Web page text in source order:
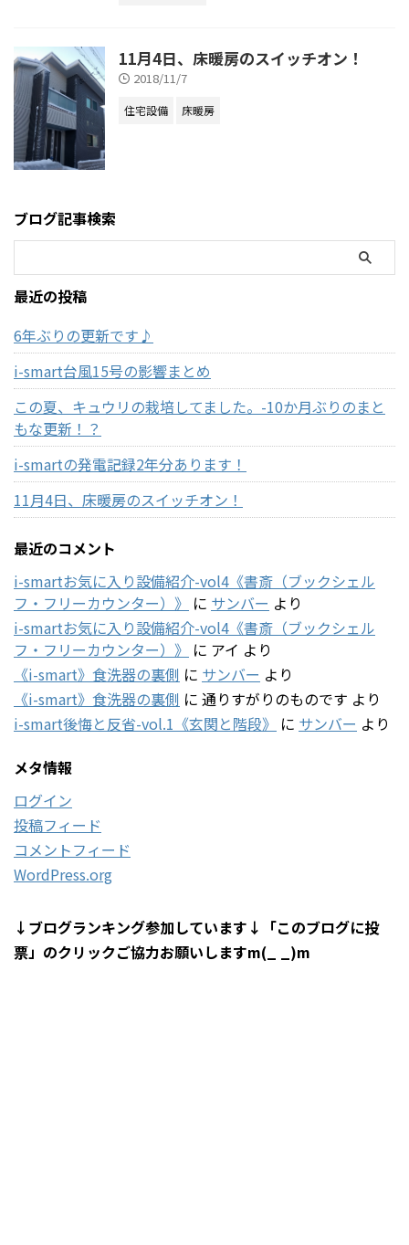
11月4日、床暖房のスイッチオン！
2018/11/7
住宅設備 床暖房
ブログ記事検索
最近の投稿
6年ぶりの更新です♪
i-smart台風15号の影響まとめ
この夏、キュウリの栽培してました。-10か月ぶりのまと
もな更新！？
i-smartの発電記録2年分あります！
11月4日、床暖房のスイッチオン！
最近のコメント
i-smartお気に入り設備紹介-vol4《書斎（ブックシェル
フ・フリーカウンター）》 に サンバー より
i-smartお気に入り設備紹介-vol4《書斎（ブックシェル
フ・フリーカウンター）》 に アイ より
《i-smart》食洗器の裏側 に サンバー より
《i-smart》食洗器の裏側 に 通りすがりのものです より
i-smart後悔と反省-vol.1《玄関と階段》 に サンバー より
メタ情報
ログイン
投稿フィード
コメントフィード
WordPress.org
↓ブログランキング参加しています↓「このブログに投
票」のクリックご協力お願いしますm(_ _)m